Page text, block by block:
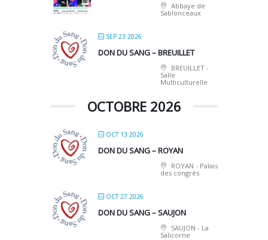
Abbaye de
Sablonceaux
SEP 23 2026
DON DU SANG – BREUILLET
BREUILLET -
Salle
Multiculturelle
OCTOBRE 2026
OCT 13 2026
DON DU SANG – ROYAN
ROYAN - Palais
des congrès
OCT 27 2026
DON DU SANG – SAUJON
SAUJON - La
Salicorne